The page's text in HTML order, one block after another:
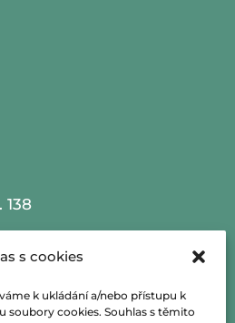
s cookies
k ukládání a/nebo přístupu k
soubory cookies. Souhlas s těmito